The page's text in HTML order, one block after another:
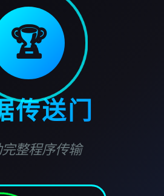
🏆
传送门
整程序传输